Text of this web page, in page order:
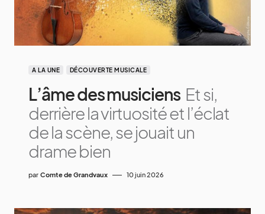
A LA UNE DÉCOUVERTE MUSICALE
L’âme des musiciens Et si,
derrière la virtuosité et l’éclat
de la scène, se jouait un
drame bien
par Comte de Grandvaux 10 juin 2026